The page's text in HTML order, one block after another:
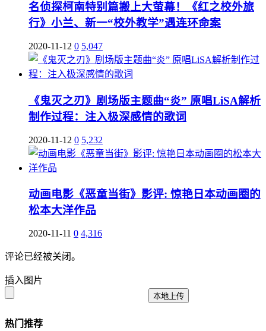
名侦探柯南特别篇搬上大萤幕！《红之校外旅
行》小兰、新一“校外教学”遇连环命案
2020-11-12 0 5,047
《鬼灭之刃》剧场版主题曲“炎” 原唱LiSA解析
制作过程：注入极深感情的歌词
2020-11-12 0 5,232
动画电影《恶童当街》影评: 惊艳日本动画圈的
松本大洋作品
2020-11-11 0 4,316
评论已经被关闭。
插入图片
本地上传
热门推荐